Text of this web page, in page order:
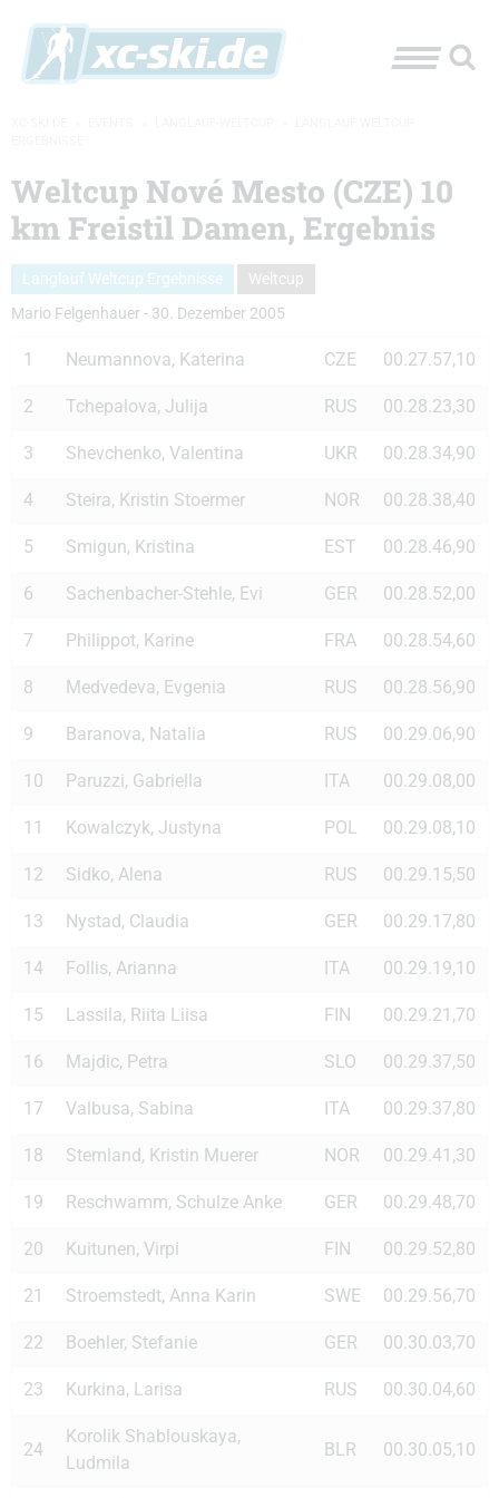
Weltcup Nové Mesto (CZE) 10
km Freistil Damen, Ergebnis
Langlauf Weltcup Ergebnisse
Weltcup
Mario Felgenhauer - 30. Dezember 2005
1 Neumannova, Katerina CZE 00.27.57,10
2 Tchepalova, Julija RUS 00.28.23,30
3 Shevchenko, Valentina UKR 00.28.34,90
4 Steira, Kristin Stoermer NOR 00.28.38,40
5 Smigun, Kristina EST 00.28.46,90
6 Sachenbacher-Stehle, Evi GER 00.28.52,00
7 Philippot, Karine FRA 00.28.54,60
8 Medvedeva, Evgenia RUS 00.28.56,90
9 Baranova, Natalia RUS 00.29.06,90
10 Paruzzi, Gabriella ITA 00.29.08,00
11 Kowalczyk, Justyna POL 00.29.08,10
12 Sidko, Alena RUS 00.29.15,50
13 Nystad, Claudia GER 00.29.17,80
14 Follis, Arianna ITA 00.29.19,10
15 Lassila, Riita Liisa FIN 00.29.21,70
16 Majdic, Petra SLO 00.29.37,50
17 Valbusa, Sabina ITA 00.29.37,80
18 Stemland, Kristin Muerer NOR 00.29.41,30
19 Reschwamm, Schulze Anke GER 00.29.48,70
20 Kuitunen, Virpi FIN 00.29.52,80
21 Stroemstedt, Anna Karin SWE 00.29.56,70
22 Boehler, Stefanie GER 00.30.03,70
23 Kurkina, Larisa RUS 00.30.04,60
24
Korolik Shablouskaya,
Ludmila
BLR 00.30.05,10